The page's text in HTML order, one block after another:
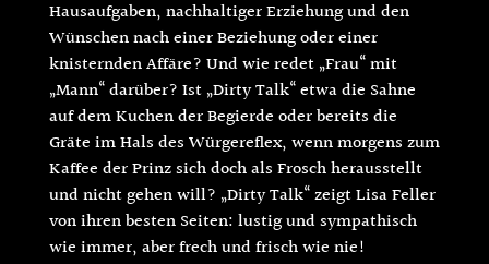
Hausaufgaben, nachhaltiger Erziehung und den
Wünschen nach einer Beziehung oder einer
knisternden Affäre? Und wie redet „Frau“ mit
„Mann“ darüber? Ist „Dirty Talk“ etwa die Sahne
auf dem Kuchen der Begierde oder bereits die
Gräte im Hals des Würgereflex, wenn morgens zum
Kaffee der Prinz sich doch als Frosch herausstellt
und nicht gehen will? „Dirty Talk“ zeigt Lisa Feller
von ihren besten Seiten: lustig und sympathisch
wie immer, aber frech und frisch wie nie!